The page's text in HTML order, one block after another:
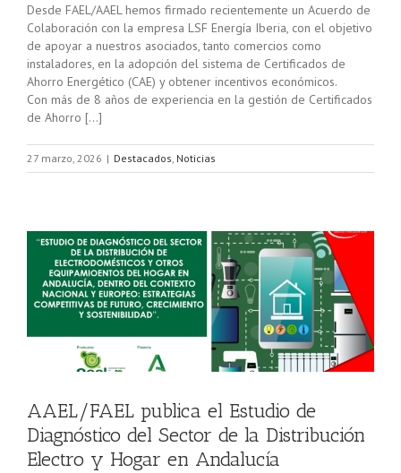
Desde FAEL/AAEL hemos firmado recientemente un Acuerdo de
Colaboración con la empresa LSF Energía Iberia, con el objetivo
de apoyar a nuestros asociados, tanto comercios como
instaladores, en la adopción del sistema de Certificados de
Ahorro Energético (CAE) y obtener incentivos económicos.
Con más de 8 años de experiencia en la gestión de Certificados
de Ahorro […]
27 marzo, 2026 | Destacados Noticias
AAEL/FAEL publica el Estudio de
Diagnóstico del Sector de la Distribución
Electro y Hogar en Andalucía